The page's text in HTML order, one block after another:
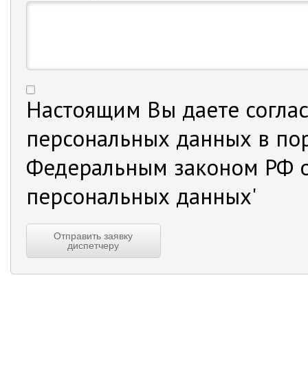
Настоящим Вы даете
персональных данных в порядке, установленном
Федеральным законом РФ
персональных данных'
Отправить заявку
диспетчеру